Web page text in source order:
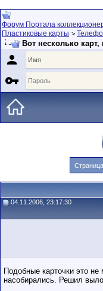
Форум Портала
Пластиковые карты >
Вот несколько карт,


04.11.2006, 23:17:30
Подобные карточки это
насобирались. Решил